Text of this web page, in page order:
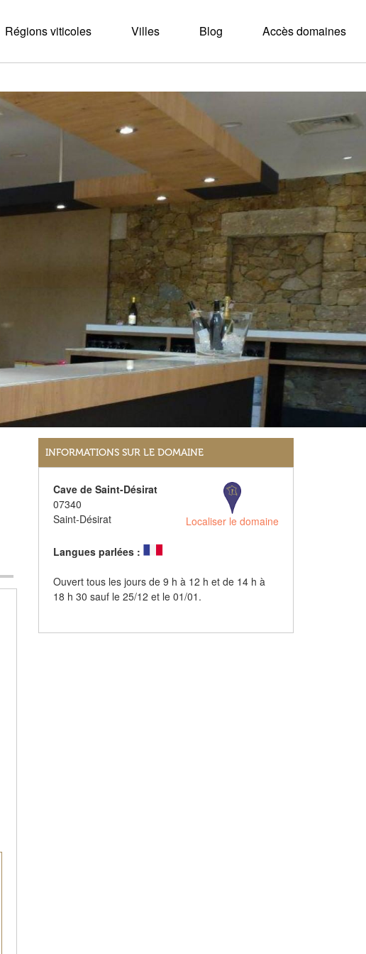
Régions viticoles Villes Blog Accès domaines
INFORMATIONS SUR LE DOMAINE
Cave de Saint-Désirat
07340
Saint-Désirat
Localiser le domaine
Langues parlées :
Ouvert tous les jours de 9 h à 12 h et de 14 h à
18 h 30 sauf le 25/12 et le 01/01.